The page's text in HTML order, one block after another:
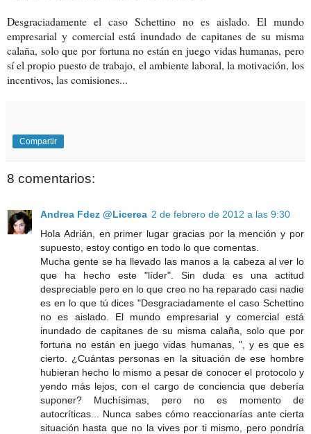
Desgraciadamente el caso Schettino no es aislado. El mundo
empresarial y comercial está inundado de capitanes de su misma
calaña, solo que por fortuna no están en juego vidas humanas, pero
sí el propio puesto de trabajo, el ambiente laboral, la motivación, los
incentivos, las comisiones...
Compartir
8 comentarios:
Andrea Fdez @Licerea 2 de febrero de 2012 a las 9:30
Hola Adrián, en primer lugar gracias por la mención y por
supuesto, estoy contigo en todo lo que comentas.
Mucha gente se ha llevado las manos a la cabeza al ver lo
que ha hecho este "líder". Sin duda es una actitud
despreciable pero en lo que creo no ha reparado casi nadie
es en lo que tú dices "Desgraciadamente el caso Schettino
no es aislado. El mundo empresarial y comercial está
inundado de capitanes de su misma calaña, solo que por
fortuna no están en juego vidas humanas, ", y es que es
cierto. ¿Cuántas personas en la situación de ese hombre
hubieran hecho lo mismo a pesar de conocer el protocolo y
yendo más lejos, con el cargo de conciencia que debería
suponer? Muchísimas, pero no es momento de
autocríticas... Nunca sabes cómo reaccionarías ante cierta
situación hasta que no la vives por ti mismo, pero pondría